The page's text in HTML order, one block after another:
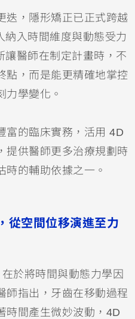
迭，隱形矯正已正式跨越
入時間維度與動態受力
讓醫師在制定計畫時，不
點，而是能更精確地掌控
力學變化。
富的臨床實務，活用 4D
提供醫師更多治療規劃時
時的輔助依據之一。
從空間位移演進至力
於將時間與動態力學因
師指出，牙齒在移動過程
時間產生微妙波動，4D